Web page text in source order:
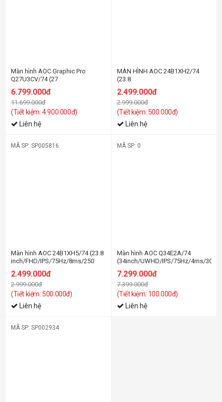
Màn hình AOC Graphic Pro
Q27U3CV/74 (27
IPS/75Hz/4ms/Loa/RJ45/HDR400/USB-
C 96W)
6.799.000đ
11.699.000đ
(Tiết kiệm: 4.900.000đ)
Liên hệ
MÀN HÌNH AOC 24B1XH2/74
(23.8
2.499.000đ
2.999.000đ
(Tiết kiệm: 500.000đ)
Liên hệ
MÃ SP: SP005816
Màn hình AOC 24B1XH5/74 (23.8
inch/FHD/IPS/75Hz/8ms/250
nits/HDMI+VGA)
2.499.000đ
2.999.000đ
(Tiết kiệm: 500.000đ)
Liên hệ
MÃ SP: 0
Màn hình AOC Q34E2A/74
(34inch/UWHD/IPS/75Hz/4ms/
7.299.000đ
7.399.000đ
(Tiết kiệm: 100.000đ)
Liên hệ
MÃ SP: SP002934